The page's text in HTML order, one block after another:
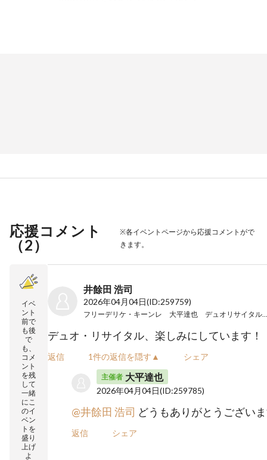
応援コメント
（2）
※各イベントページから応援コメントがで
きます。
イベ
ント
前で
も後
で
も、
コメ
ント
を残
して
一緒
にこ
のイ
ベン
トを
盛り
上げ
よ
井餘田 浩司
2026年04月04日(ID:259759)
デュオ・リサイタル、楽しみにしています！
返信 1件の返信を隠す▲ シェア
主催者 大平達也
2026年04月04日(ID:259785)
@井餘田 浩司 どうもありがとうござい
返信 シェア